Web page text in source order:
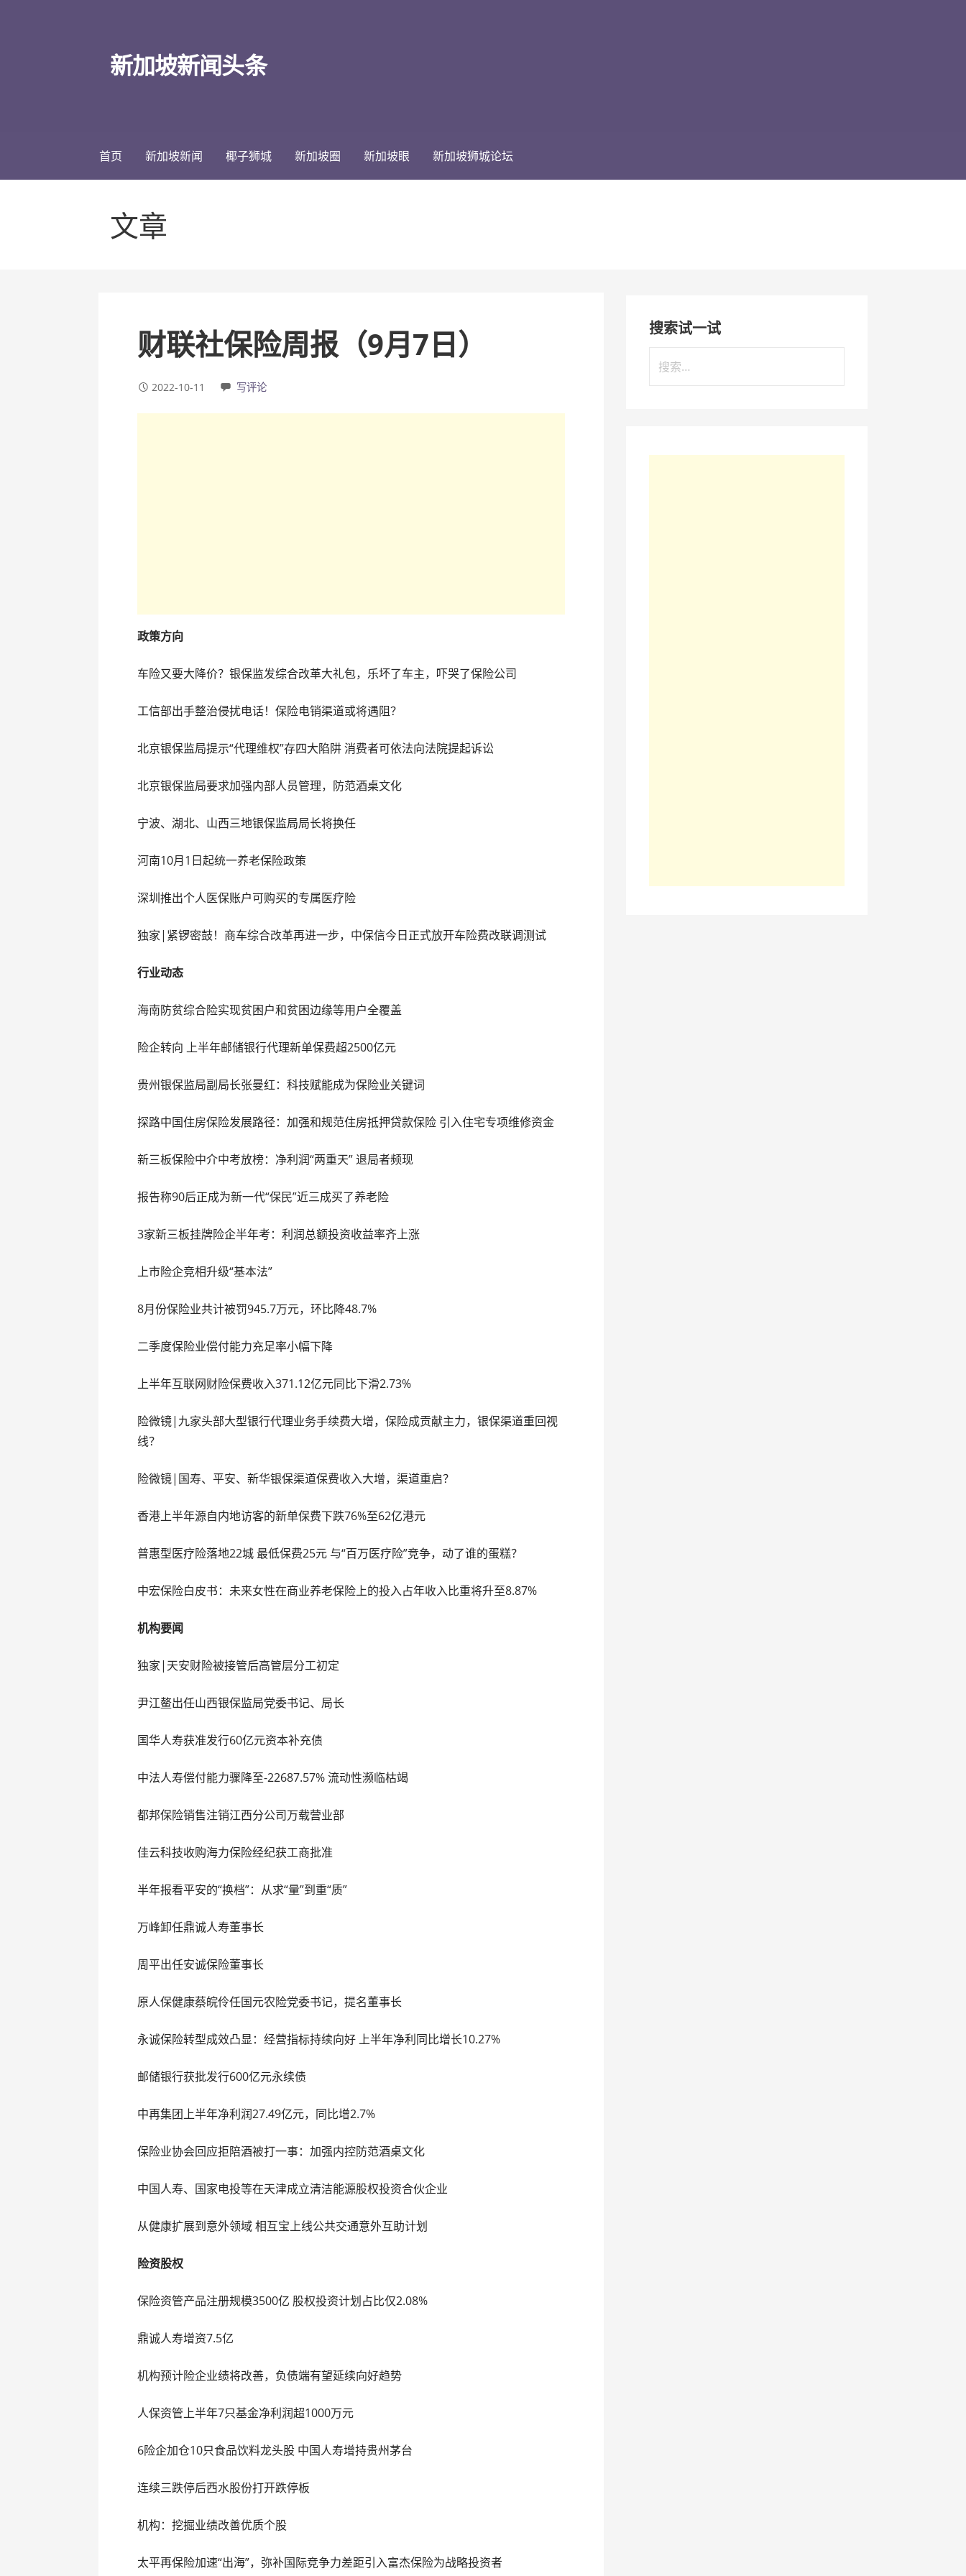
新加坡新闻头条
首页 新加坡新闻 椰子狮城 新加坡圈 新加坡眼 新加坡狮城论坛
文章
财联社保险周报（9月7日）
2022-10-11 写评论
政策方向
车险又要大降价？银保监发综合改革大礼包，乐坏了车主，吓哭了保险公司
工信部出手整治侵扰电话！保险电销渠道或将遇阻？
北京银保监局提示“代理维权”存四大陷阱 消费者可依法向法院提起诉讼
北京银保监局要求加强内部人员管理，防范酒桌文化
宁波、湖北、山西三地银保监局局长将换任
河南10月1日起统一养老保险政策
深圳推出个人医保账户可购买的专属医疗险
独家|紧锣密鼓！商车综合改革再进一步，中保信今日正式放开车险费改联调测试
行业动态
海南防贫综合险实现贫困户和贫困边缘等用户全覆盖
险企转向 上半年邮储银行代理新单保费超2500亿元
贵州银保监局副局长张曼红：科技赋能成为保险业关键词
探路中国住房保险发展路径：加强和规范住房抵押贷款保险 引入住宅专项维修资金
新三板保险中介中考放榜：净利润“两重天” 退局者频现
报告称90后正成为新一代“保民”近三成买了养老险
3家新三板挂牌险企半年考：利润总额投资收益率齐上涨
上市险企竞相升级“基本法”
8月份保险业共计被罚945.7万元，环比降48.7%
二季度保险业偿付能力充足率小幅下降
上半年互联网财险保费收入371.12亿元同比下滑2.73%
险微镜|九家头部大型银行代理业务手续费大增，保险成贡献主力，银保渠道重回视
线？
险微镜|国寿、平安、新华银保渠道保费收入大增，渠道重启？
香港上半年源自内地访客的新单保费下跌76%至62亿港元
普惠型医疗险落地22城 最低保费25元 与“百万医疗险”竞争，动了谁的蛋糕？
中宏保险白皮书：未来女性在商业养老保险上的投入占年收入比重将升至8.87%
机构要闻
独家|天安财险被接管后高管层分工初定
尹江鳌出任山西银保监局党委书记、局长
国华人寿获准发行60亿元资本补充债
中法人寿偿付能力骤降至-22687.57% 流动性濒临枯竭
都邦保险销售注销江西分公司万载营业部
佳云科技收购海力保险经纪获工商批准
半年报看平安的“换档”：从求“量”到重“质”
万峰卸任鼎诚人寿董事长
周平出任安诚保险董事长
原人保健康蔡皖伶任国元农险党委书记，提名董事长
永诚保险转型成效凸显：经营指标持续向好 上半年净利同比增长10.27%
邮储银行获批发行600亿元永续债
中再集团上半年净利润27.49亿元，同比增2.7%
保险业协会回应拒陪酒被打一事：加强内控防范酒桌文化
中国人寿、国家电投等在天津成立清洁能源股权投资合伙企业
从健康扩展到意外领域 相互宝上线公共交通意外互助计划
险资股权
保险资管产品注册规模3500亿 股权投资计划占比仅2.08%
鼎诚人寿增资7.5亿
机构预计险企业绩将改善，负债端有望延续向好趋势
人保资管上半年7只基金净利润超1000万元
6险企加仓10只食品饮料龙头股 中国人寿增持贵州茅台
连续三跌停后西水股份打开跌停板
机构：挖掘业绩改善优质个股
太平再保险加速“出海”，弥补国际竞争力差距引入富杰保险为战略投资者
搜索试一试
索